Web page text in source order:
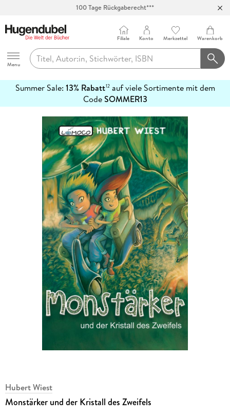
100 Tage Rückgaberecht***
Hugendubel
Menu
Filiale Konto Merkzettel Warenkorb
Summer Sale: 13% Rabatt12auf viele Sortimente mit dem
CodeSOMMER13
erfahren
Hubert Wiest
Monstärker und der Kristall des Zweifels